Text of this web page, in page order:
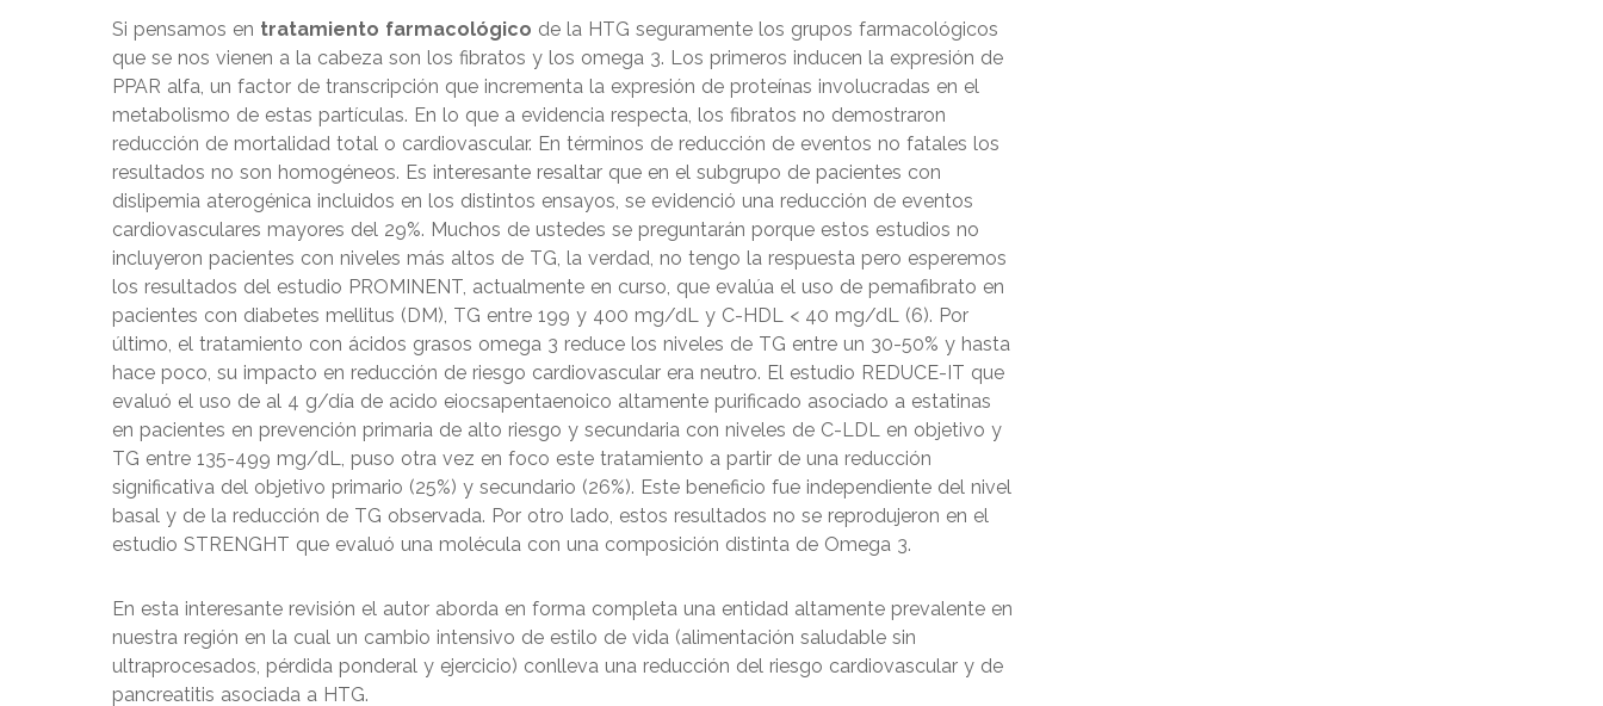
Si pensamos en tratamiento farmacológico de la HTG seguramente los grupos farmacológicos
que se nos vienen a la cabeza son los fibratos y los omega 3. Los primeros inducen la expresión de
PPAR alfa, un factor de transcripción que incrementa la expresión de proteínas involucradas en el
metabolismo de estas partículas. En lo que a evidencia respecta, los fibratos no demostraron
reducción de mortalidad total o cardiovascular. En términos de reducción de eventos no fatales los
resultados no son homogéneos. Es interesante resaltar que en el subgrupo de pacientes con
dislipemia aterogénica incluidos en los distintos ensayos, se evidenció una reducción de eventos
cardiovasculares mayores del 29%. Muchos de ustedes se preguntarán porque estos estudios no
incluyeron pacientes con niveles más altos de TG, la verdad, no tengo la respuesta pero esperemos
los resultados del estudio PROMINENT, actualmente en curso, que evalúa el uso de pemafibrato en
pacientes con diabetes mellitus (DM), TG entre 199 y 400 mg/dL y C-HDL < 40 mg/dL (6). Por
último, el tratamiento con ácidos grasos omega 3 reduce los niveles de TG entre un 30-50% y hasta
hace poco, su impacto en reducción de riesgo cardiovascular era neutro. El estudio REDUCE-IT que
evaluó el uso de al 4 g/día de acido eiocsapentaenoico altamente purificado asociado a estatinas
en pacientes en prevención primaria de alto riesgo y secundaria con niveles de C-LDL en objetivo y
TG entre 135-499 mg/dL, puso otra vez en foco este tratamiento a partir de una reducción
significativa del objetivo primario (25%) y secundario (26%). Este beneficio fue independiente del nivel
basal y de la reducción de TG observada. Por otro lado, estos resultados no se reprodujeron en el
estudio STRENGHT que evaluó una molécula con una composición distinta de Omega 3.
En esta interesante revisión el autor aborda en forma completa una entidad altamente prevalente en
nuestra región en la cual un cambio intensivo de estilo de vida (alimentación saludable sin
ultraprocesados, pérdida ponderal y ejercicio) conlleva una reducción del riesgo cardiovascular y de
pancreatitis asociada a HTG.